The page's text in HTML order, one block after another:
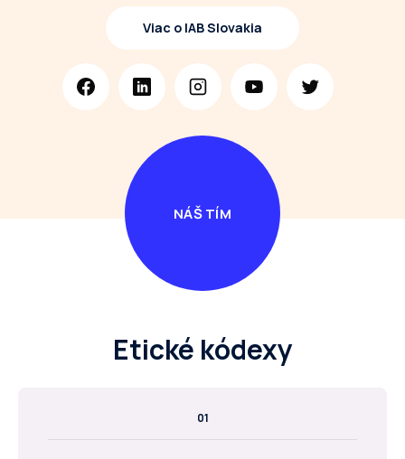
Viac o IAB Slovakia
NÁŠ TÍM
Etické kódexy
01